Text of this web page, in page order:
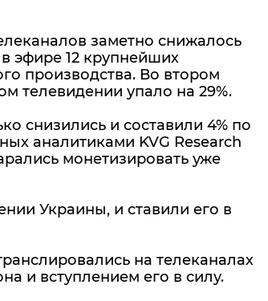
заметно снижалось
эфире 12 крупнейших
производства. Во втором
телевидении упало на 29%.
снизились и составили 4% по
аналитиками KVG Research
монетизировать уже
Украины, и ставили его в
на телеканалах
и вступлением его в силу.